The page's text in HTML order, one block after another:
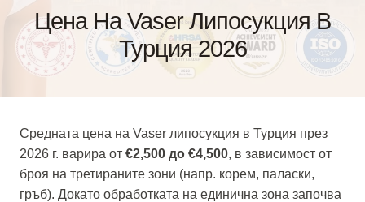
Цена На Vaser Липосукция В
Турция 2026
Средната цена на Vaser липосукция в Турция през
2026 г. варира от €2,500 до €4,500, в зависимост от
броя на третираните зони (напр. корем, паласки,
гръб). Докато обработката на единична зона започва